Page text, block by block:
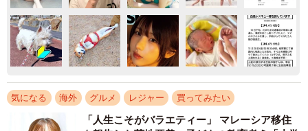
気になる 海外 グルメ レジャー 買ってみたい
「人生こそがバラエティー」 マレーシア移住